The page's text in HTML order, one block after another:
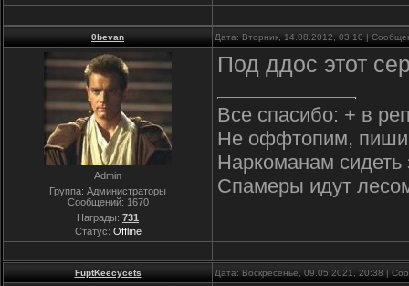
0bevan Дата: Вторник, 14.08.2012, 03:10 |
Admin
Группа: Администраторы
Сообщений: 1670
Награды: 731
Статус: Offline
Под ддос этот
Все спасибо: + в
Не оффтопим,
Наркоманам сидеть
Спамеры идут
FuptKeecycets Дата: Воскресенье, 09.05.2021, 20:38 |